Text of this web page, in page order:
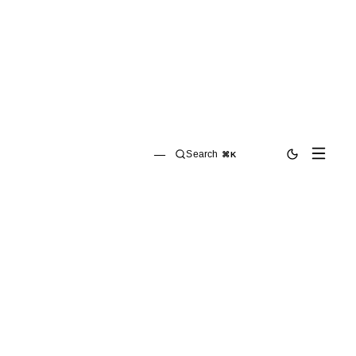
— Search ⌘K